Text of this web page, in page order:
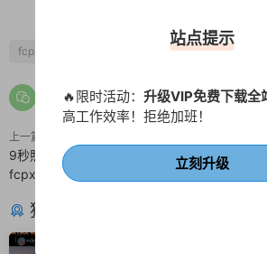
fcpx转场
上一篇
9秒照片轮播快速简短介绍开场
fcpx插件
finalcut
猜你喜欢
站点提示
🔥限时活动： 升级VIP免费下载全
高工作效率！拒绝加班！
立刻升级